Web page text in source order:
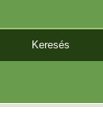
Keresés